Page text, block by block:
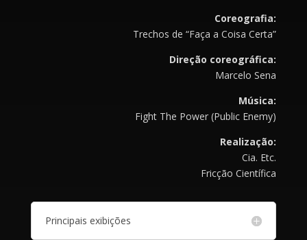
Coreografia:
Trechos de “Faça a Coisa Certa”
Direção coreográfica:
Marcelo Sena
Música:
Fight The Power (Public Enemy)
Realização:
Cia. Etc.
Fricção Científica
Principais exibições